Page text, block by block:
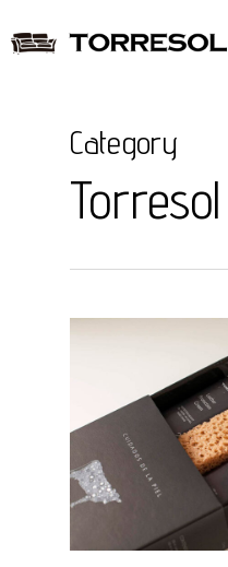
to
Category